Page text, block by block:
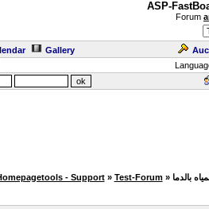
ASP-
Forum
Gallery
- Support » Test-Forum